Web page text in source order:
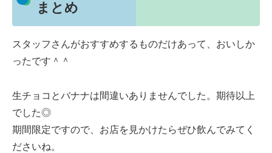
まとめ
スタッフさんがおすすめするものだけあって、おいしか
ったです＾＾
生チョコとバナナは間違いありませんでした。期待以上
でした◎
期間限定ですので、お店を見かけたらぜひ飲んでみてく
ださいね。